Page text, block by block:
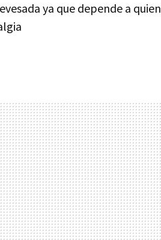
ya que depende a quien